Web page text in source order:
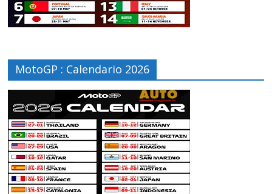
MotoGP : Calendario 2026